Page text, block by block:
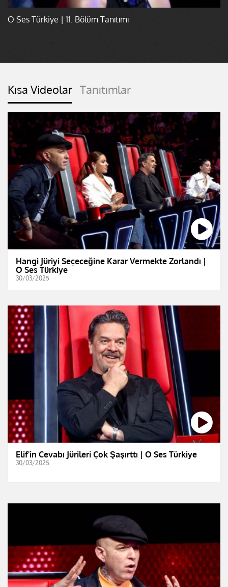
O Ses Türkiye | 11. Bölüm Tanıtımı
Kısa Videolar Tanıtımlar
Hangi Jüriyi Seçeceğine Karar Vermekte Zorlandı |
O Ses Türkiye
30/03/2025
Elif'in Cevabı Jürileri Çok Şaşırttı | O Ses Türkiye
30/03/2025